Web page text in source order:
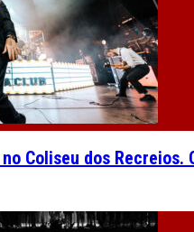
no Coliseu dos